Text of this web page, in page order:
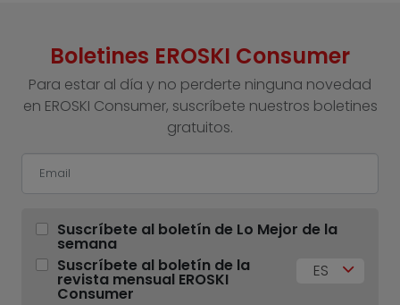
Boletines EROSKI Consumer
Para estar al día y no perderte ninguna novedad
en EROSKI Consumer, suscríbete nuestros boletines
gratuitos.
Suscríbete al boletín de Lo Mejor de la
semana
Suscríbete al boletín de la
revista mensual EROSKI
Consumer
ES